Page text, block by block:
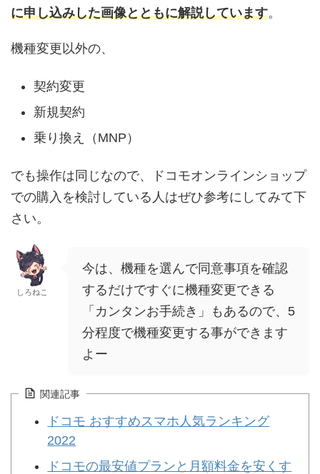
に申し込みした画像とともに解説しています。
機種変更以外の、
契約変更
新規契約
乗り換え（MNP）
でも操作は同じなので、ドコモオンラインショップ
での購入を検討している人はぜひ参考にしてみて下
さい。
しろねこ
今は、機種を選んで同意事項を確認
するだけですぐに機種変更できる
「カンタンお手続き」もあるので、5
分程度で機種変更する事ができます
よー
関連記事
ドコモ おすすめスマホ人気ランキング
2022
ドコモの最安値プランと月額料金を安くす